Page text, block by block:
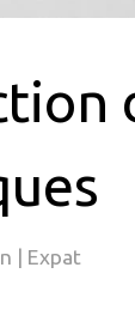
| Expat